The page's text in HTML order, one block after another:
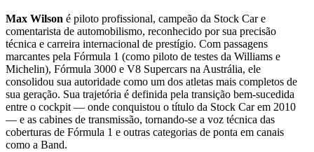
Max Wilson é piloto profissional, campeão da Stock Car e
comentarista de automobilismo, reconhecido por sua precisão
técnica e carreira internacional de prestígio. Com passagens
marcantes pela Fórmula 1 (como piloto de testes da Williams e
Michelin), Fórmula 3000 e V8 Supercars na Austrália, ele
consolidou sua autoridade como um dos atletas mais completos de
sua geração. Sua trajetória é definida pela transição bem-sucedida
entre o cockpit — onde conquistou o título da Stock Car em 2010
— e as cabines de transmissão, tornando-se a voz técnica das
coberturas de Fórmula 1 e outras categorias de ponta em canais
como a Band.